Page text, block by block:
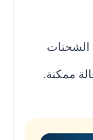
الشحنات
ممكنة.